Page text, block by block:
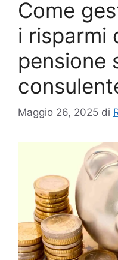
Come
i risparmi
pensione
Maggio 26, 2025 di